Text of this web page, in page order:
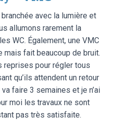
avec la lumière et
allumons rarement la
WC. Également, une VMC
fait beaucoup de bruit.
reprises pour régler tous
qu’ils attendent un retour
faire 3 semaines et je n’ai
moi les travaux ne sont
pas très satisfaite.